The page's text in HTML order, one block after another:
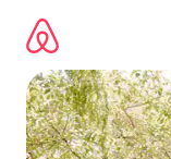
съдържанието